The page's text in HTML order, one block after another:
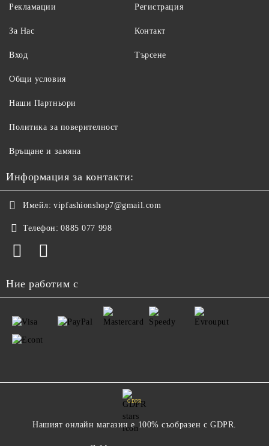
Рекламации
За Нас
Вход
Регистрация
Контакт
Търсене
Общи условия
Наши Партньори
Политика за поверителност
Връщане и замяна
Информация за контакти:
Имейл: vipfashionshop7@gmail.com
Телефон: 0885 077 998
Ние работим с
GDPR
Нашият онлайн магазин е 100% съобразен с GDPR.